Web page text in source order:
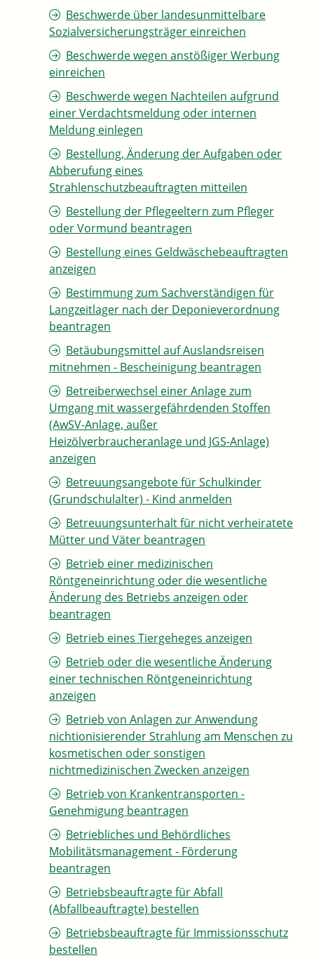
Beschwerde über landesunmittelbare
Sozialversicherungsträger einreichen
Beschwerde wegen anstößiger Werbung
einreichen
Beschwerde wegen Nachteilen aufgrund
einer Verdachtsmeldung oder internen
Meldung einlegen
Bestellung, Änderung der Aufgaben oder
Abberufung eines
Strahlenschutzbeauftragten mitteilen
Bestellung der Pflegeeltern zum Pfleger
oder Vormund beantragen
Bestellung eines Geldwäschebeauftragten
anzeigen
Bestimmung zum Sachverständigen für
Langzeitlager nach der Deponieverordnung
beantragen
Betäubungsmittel auf Auslandsreisen
mitnehmen - Bescheinigung beantragen
Betreiberwechsel einer Anlage zum
Umgang mit wassergefährdenden Stoffen
(AwSV-Anlage, außer
Heizölverbraucheranlage und JGS-Anlage)
anzeigen
Betreuungsangebote für Schulkinder
(Grundschulalter) - Kind anmelden
Betreuungsunterhalt für nicht verheiratete
Mütter und Väter beantragen
Betrieb einer medizinischen
Röntgeneinrichtung oder die wesentliche
Änderung des Betriebs anzeigen oder
beantragen
Betrieb eines Tiergeheges anzeigen
Betrieb oder die wesentliche Änderung
einer technischen Röntgeneinrichtung
anzeigen
Betrieb von Anlagen zur Anwendung
nichtionisierender Strahlung am Menschen zu
kosmetischen oder sonstigen
nichtmedizinischen Zwecken anzeigen
Betrieb von Krankentransporten -
Genehmigung beantragen
Betriebliches und Behördliches
Mobilitätsmanagement - Förderung
beantragen
Betriebsbeauftragte für Abfall
(Abfallbeauftragte) bestellen
Betriebsbeauftragte für Immissionsschutz
bestellen